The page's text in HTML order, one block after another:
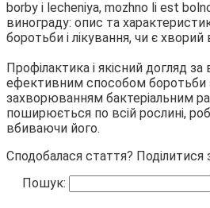
Профілактика і якісний догляд
ефективним способом боротьби
захворюванням бактеріальним
поширюється по всій рослині,
вбиваючи його.
Сподобалася стаття? Поділитися
Пошук: